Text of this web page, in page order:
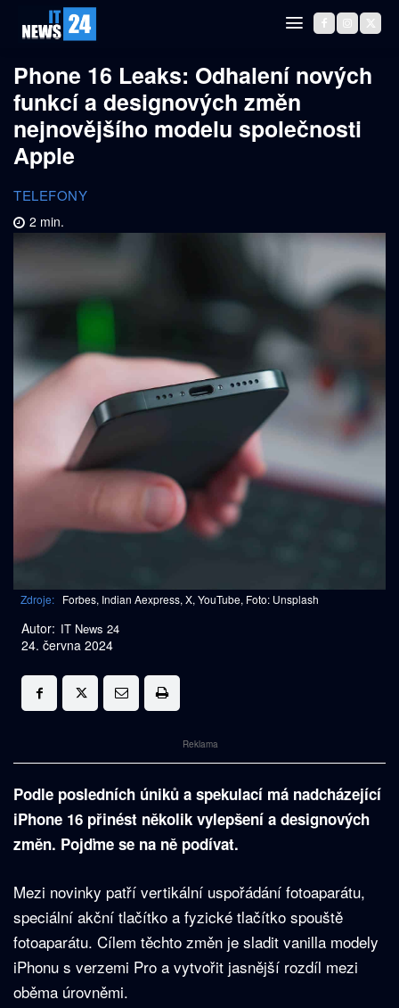
Phone 16 Leaks: Odhalení nových
funkcí a designových změn
nejnovějšího modelu společnosti
Apple
TELEFONY
2 min.
Zdroje: Forbes, Indian Aexpress, X, YouTube, Foto: Unsplash
Autor: IT News 24
24. června 2024
Reklama
Podle posledních úniků a spekulací má nadcházející
iPhone 16 přinést několik vylepšení a designových
změn. Pojďme se na ně podívat.
Mezi novinky patří vertikální uspořádání fotoaparátu,
speciální akční tlačítko a fyzické tlačítko spouště
fotoaparátu. Cílem těchto změn je sladit vanilla modely
iPhonu s verzemi Pro a vytvořit jasnější rozdíl mezi
oběma úrovněmi.